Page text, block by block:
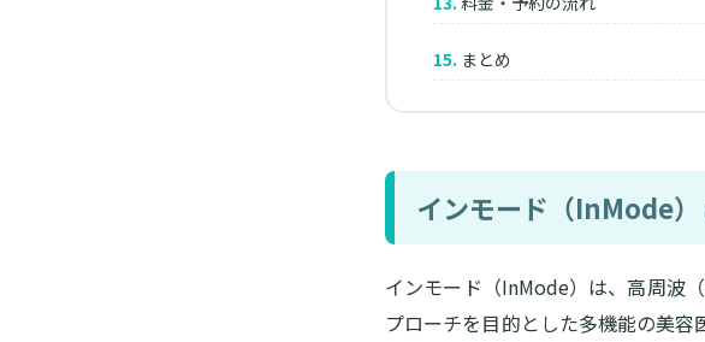
まとめ
インモード（InMode）
インモード（InMode）は、高周波
プローチを目的とした多機能の美